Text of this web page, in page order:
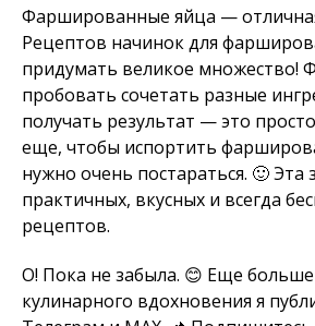
Фаршированные яйца —
Рецептов начинок для
придумать великое множество!
пробовать сочетать разные
получать результат — это
еще, чтобы испортить
нужно очень постараться. 🙂 Эта
практичных, вкусных и всегда
рецептов.
О! Пока не забыла. 😊 Еще
кулинарного вдохновения я